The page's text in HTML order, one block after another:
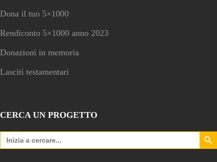
Dona il tuo 5×1000
Rendiconto 5×1000 anno 2023
Donazioni in memoria
Lasciti testamentari
CERCA UN PROGETTO
Search
for:
Search